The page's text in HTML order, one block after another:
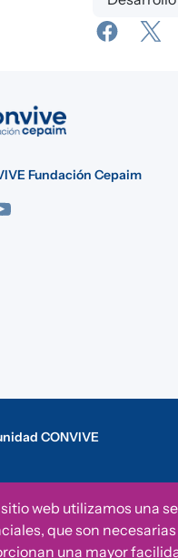
Fundación Cepaim
CONVIVE
web utilizamos una
que son
una mayor